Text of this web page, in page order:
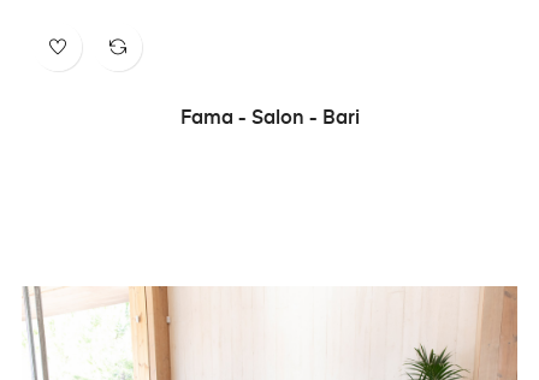
Fama - Salon - Bari